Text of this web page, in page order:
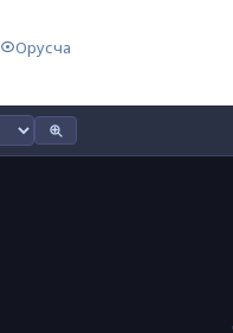
Орусча